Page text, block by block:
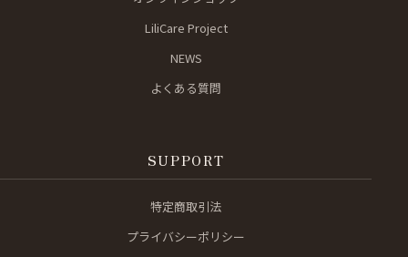
LiliCare Project
NEWS
よくある質問
SUPPORT
特定商取引法
プライバシーポリシー